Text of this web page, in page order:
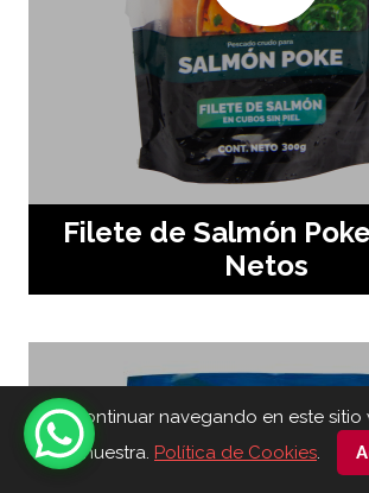
Filete de Salmón
Netos
Al continuar navegando en este sitio
nuestra. Política de Cookies.